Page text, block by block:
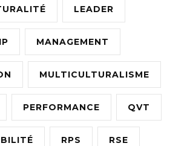
LEADER
MANAGEMENT
MULTICULTURALISME
PERFORMANCE QVT
RPS RSE